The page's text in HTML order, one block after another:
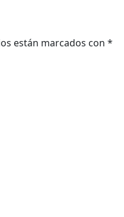
están marcados con *